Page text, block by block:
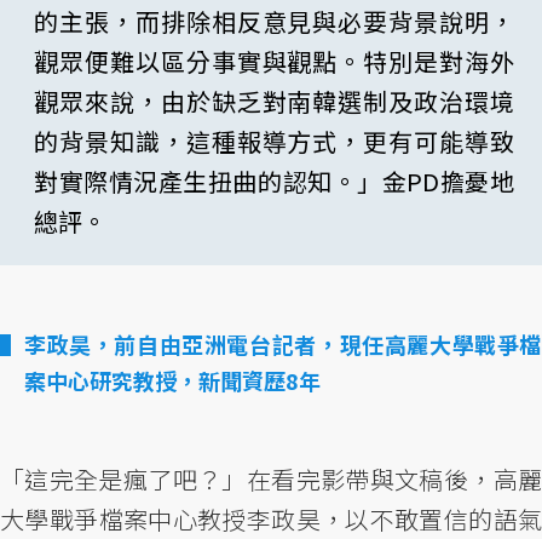
的主張，而排除相反意見與必要背景說明，
觀眾便難以區分事實與觀點。特別是對海外
觀眾來說，由於缺乏對南韓選制及政治環境
的背景知識，這種報導方式，更有可能導致
對實際情況產生扭曲的認知。」金PD擔憂地
總評。
李政昊，前自由亞洲電台記者，現任高麗大學戰爭檔
案中心研究教授，新聞資歷8年
「這完全是瘋了吧？」在看完影帶與文稿後，高麗
大學戰爭檔案中心教授李政昊，以不敢置信的語氣